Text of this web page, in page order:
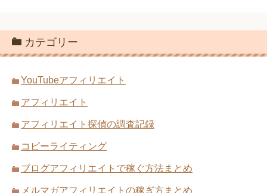
カテゴリー
YouTubeアフィリエイト
アフィリエイト
アフィリエイト探偵の調査記録
コピーライティング
ブログアフィリエイトで稼ぐ方法まとめ
メルマガアフィリエイトの稼ぎ方まとめ